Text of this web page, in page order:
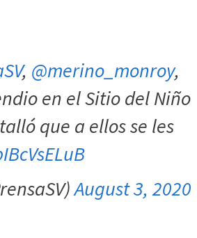
, @merino_monroy,
en el Sitio del Niño
que a ellos se les
August 3, 2020